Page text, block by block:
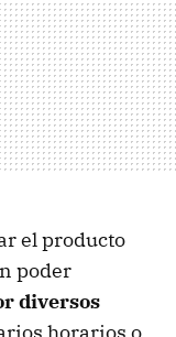
el producto
poder
diversos